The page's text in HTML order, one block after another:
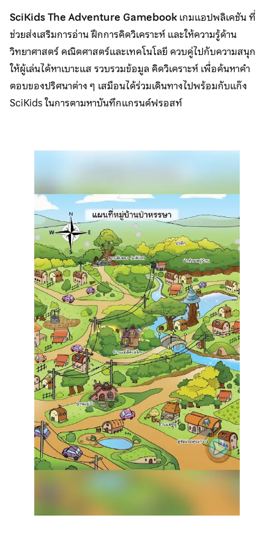
SciKids The Adventure Gamebookเกมแอปพลิเคชัน ที่
ช่วยส่งเสริมการอ่าน ฝึกการคิดวิเคราะห์ และให้ความรู้ด้าน
วิทยาศาสตร์ คณิตศาสตร์และเทคโนโลยี ควบคู่ไปกับความสนุก
ให้ผู้เล่นได้หาเบาะแส รวบรวมข้อมูล คิดวิเคราะห์ เพื่อค้นหาคำ
ตอบของปริศนาต่าง ๆ เสมือนได้ร่วมเดินทางไปพร้อมกับแก๊ง
SciKids ในการตามหาบันทึกแกรนด์ฟรอสท์